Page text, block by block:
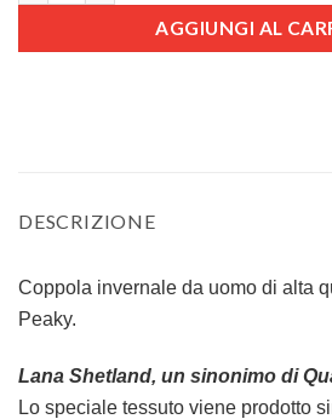
AGGIUNGI AL
DESCRIZIONE
Coppola invernale da uomo di alta
Peaky.
Lana Shetland, un sinonimo di
Lo speciale tessuto viene prodotto